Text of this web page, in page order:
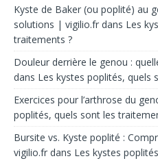
Kyste de Baker (ou poplité) au
solutions | vigilio.fr dans Les
traitements ?
Douleur derrière le genou :
dans Les kystes poplités, quels
Exercices pour l’arthrose du
poplités, quels sont les
Bursite vs. Kyste poplité :
vigilio.fr dans Les kystes